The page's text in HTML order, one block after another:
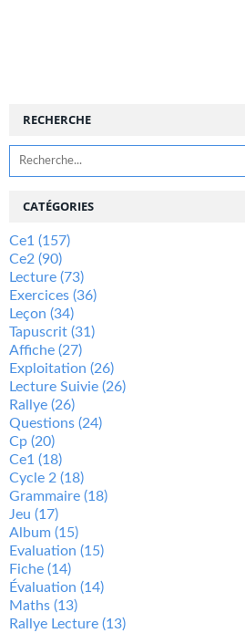
RECHERCHE
CATÉGORIES
Ce1 (157)
Ce2 (90)
Lecture (73)
Exercices (36)
Leçon (34)
Tapuscrit (31)
Affiche (27)
Exploitation (26)
Lecture Suivie (26)
Rallye (26)
Questions (24)
Cp (20)
Ce1 (18)
Cycle 2 (18)
Grammaire (18)
Jeu (17)
Album (15)
Evaluation (15)
Fiche (14)
Évaluation (14)
Maths (13)
Rallye Lecture (13)